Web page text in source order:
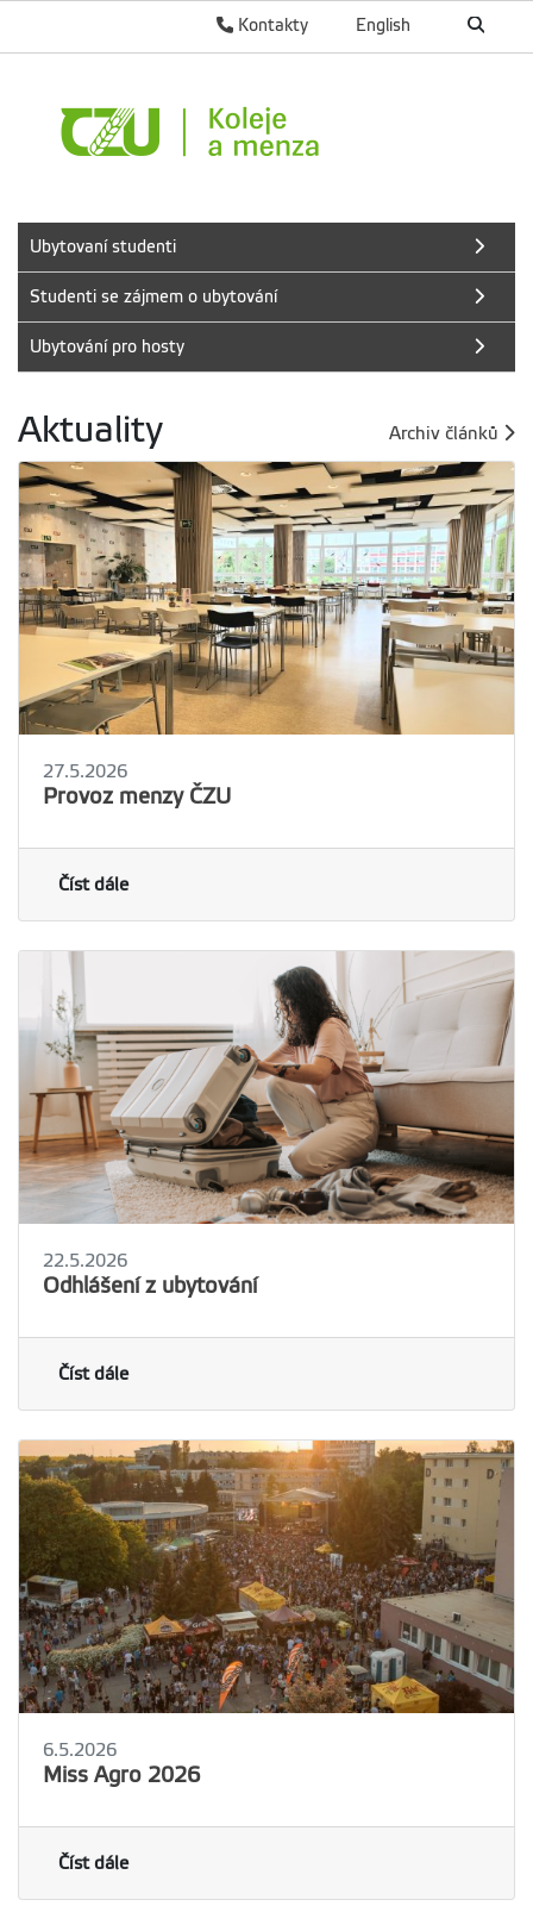
English
Kontakty
Ubytovaní studenti
Studenti se zájmem o ubytování
Ubytování pro hosty
Aktuality Archiv článků
27.5.2026
Provoz menzy ČZU
Číst dále
22.5.2026
Odhlášení z ubytování
Číst dále
6.5.2026
Miss Agro 2026
Číst dále